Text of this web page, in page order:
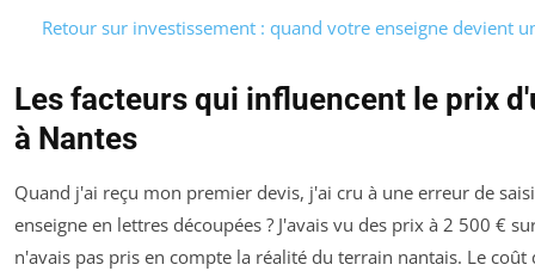
Retour sur investissement : quand votre enseigne devient
Les facteurs qui influencent le prix
à Nantes
Quand j'ai reçu mon premier devis, j'ai cru à une erreur de
enseigne en lettres découpées ? J'avais vu des prix à 2 500 €
n'avais pas pris en compte la réalité du terrain nantais. Le coût